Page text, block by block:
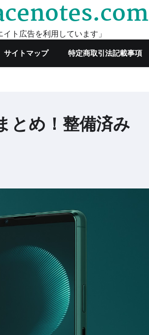
ト広告を利用しています」
サイトマップ 特定商取引法記載事項
とめ！整備済み